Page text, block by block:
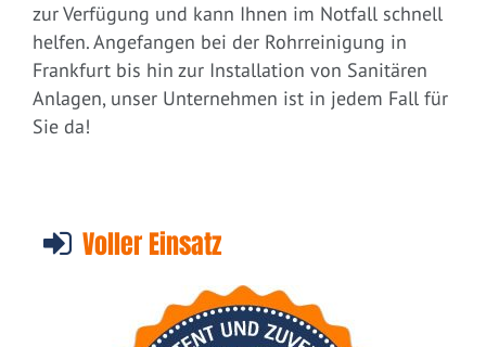
zur Verfügung und kann Ihnen im Notfall schnell
helfen. Angefangen bei der Rohrreinigung in
Frankfurt bis hin zur Installation von Sanitären
Anlagen, unser Unternehmen ist in jedem Fall für
Sie da!
Voller Einsatz